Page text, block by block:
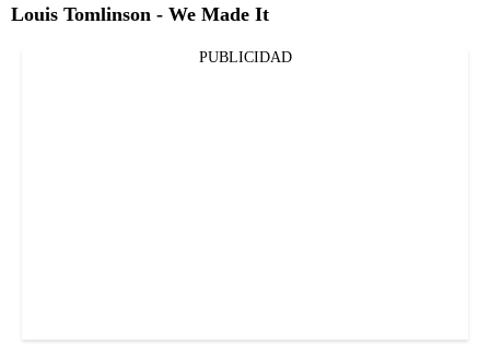
Louis Tomlinson - We Made It
PUBLICIDAD